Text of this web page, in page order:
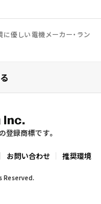
に優しい電機メーカー・ラン
録商標です。
お問い合わせ 推奨環境
Reserved.